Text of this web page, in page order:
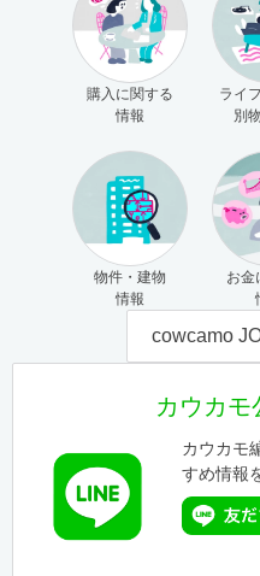
購入に関する
情報
ライ
別
物件・建物
情報
お金
cowcamo
カウカモ
カウカモ
すめ情報